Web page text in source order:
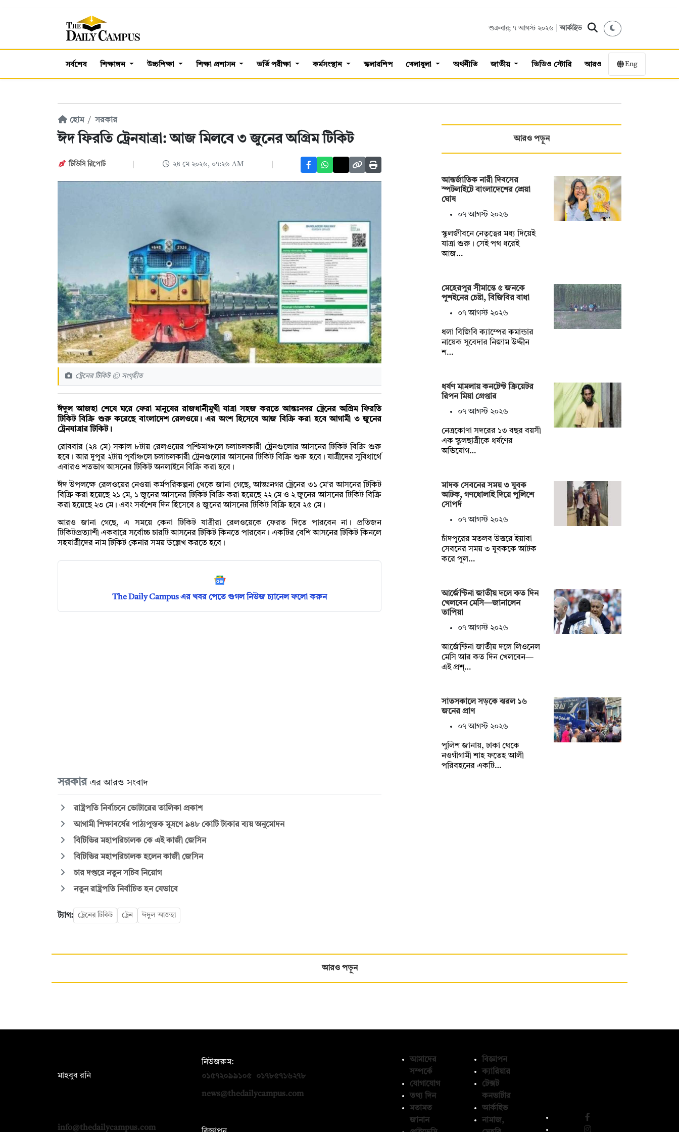
শুক্রবার; ৭ আগস্ট ২০২৬ |আর্কাইভ
সর্বশেষ শিক্ষাঙ্গন উচ্চশিক্ষা শিক্ষা প্রশাসন ভর্তি পরীক্ষা কর্মসংস্থান স্কলারশিপ খেলাধুলা অর্থনীতি জাতীয় ভিডিও স্টোরি আরও Eng
হোম সরকার
ঈদ ফিরতি ট্রেনযাত্রা: আজ মিলবে ৩ জুনের অগ্রিম টিকিট
টিডিসি রিপোর্ট ২৪ মে ২০২৬, ০৭:২৬ AM
ট্রেনের টিকিট © সংগৃহীত
ঈদুল আজহা শেষে ঘরে ফেরা মানুষের রাজধানীমুখী যাত্রা সহজ করতে আন্তঃনগর ট্রেনের অগ্রিম ফিরতি
টিকিট বিক্রি শুরু করেছে বাংলাদেশ রেলওয়ে। এর অংশ হিসেবে আজ বিক্রি করা হবে আগামী ৩ জুনের
ট্রেনযাত্রার টিকিট।
রোববার (২৪ মে) সকাল ৮টায় রেলওয়ের পশ্চিমাঞ্চলে চলাচলকারী ট্রেনগুলোর আসনের টিকিট বিক্রি শুরু
হবে। আর দুপুর ২টায় পূর্বাঞ্চলে চলাচলকারী ট্রেনগুলোর আসনের টিকিট বিক্রি শুরু হবে। যাত্রীদের সুবিধার্থে
এবারও শতভাগ আসনের টিকিট অনলাইনে বিক্রি করা হবে।
ঈদ উপলক্ষে রেলওয়ের নেওয়া কর্মপরিকল্পনা থেকে জানা গেছে, আন্তঃনগর ট্রেনের ৩১ মে’র আসনের টিকিট
বিক্রি করা হয়েছে ২১ মে, ১ জুনের আসনের টিকিট বিক্রি করা হয়েছে ২২ মে ও ২ জুনের আসনের টিকিট বিক্রি
করা হয়েছে ২৩ মে। এবং সর্বশেষ দিন হিসেবে ৪ জুনের আসনের টিকিট বিক্রি হবে ২৫ মে।
আরও জানা গেছে, এ সময়ে কেনা টিকিট যাত্রীরা রেলওয়েকে ফেরত দিতে পারবেন না। প্রতিজন
টিকিটপ্রত্যাশী একবারে সর্বোচ্চ চারটি আসনের টিকিট কিনতে পারবেন। একটির বেশি আসনের টিকিট কিনলে
সহযাত্রীদের নাম টিকিট কেনার সময় উল্লেখ করতে হবে।
The Daily Campus এর খবর পেতে গুগল নিউজ চ্যানেল ফলো করুন
সরকার এর আরও সংবাদ
রাষ্ট্রপতি নির্বাচনে ভোটারের তালিকা প্রকাশ
আগামী শিক্ষাবর্ষের পাঠ্যপুস্তক মুদ্রণে ৯৪৮ কোটি টাকার ব্যয় অনুমোদন
বিটিভির মহাপরিচালক কে এই কাজী জেসিন
বিটিভির মহাপরিচালক হলেন কাজী জেসিন
চার দপ্তরে নতুন সচিব নিয়োগ
নতুন রাষ্ট্রপতি নির্বাচিত হন যেভাবে
ট্যাগ: ট্রেনের টিকিট ট্রেন ঈদুল আজহা
আরও পড়ুন
আন্তর্জাতিক নারী দিবসের
স্পটলাইটে বাংলাদেশের শ্রেয়া
ঘোষ
০৭ আগস্ট ২০২৬
স্কুলজীবনে নেতৃত্বের মধ্য দিয়েই
যাত্রা শুরু। সেই পথ ধরেই
আজ…
মেহেরপুর সীমান্তে ৫ জনকে
পুশইনের চেষ্টা, বিজিবির বাধা
০৭ আগস্ট ২০২৬
ধলা বিজিবি ক্যাম্পের কমান্ডার
নায়েক সুবেদার নিজাম উদ্দীন
শ…
ধর্ষণ মামলায় কনটেন্ট ক্রিয়েটর
রিপন মিয়া গ্রেপ্তার
০৭ আগস্ট ২০২৬
নেত্রকোণা সদরের ১৩ বছর বয়সী
এক স্কুলছাত্রীকে ধর্ষণের
অভিযোগ…
মাদক সেবনের সময় ৩ যুবক
আটক, গণধোলাই দিয়ে পুলিশে
সোপর্দ
০৭ আগস্ট ২০২৬
চাঁদপুরের মতলব উত্তরে ইয়াবা
সেবনের সময় ৩ যুবককে আটক
করে পুল…
আর্জেন্টিনা জাতীয় দলে কত দিন
খেলবেন মেসি—জানালেন
তাপিয়া
০৭ আগস্ট ২০২৬
আর্জেন্টিনা জাতীয় দলে লিওনেল
মেসি আর কত দিন খেলবেন—
এই প্রশ্…
সাতসকালে সড়কে ঝরল ১৬
জনের প্রাণ
০৭ আগস্ট ২০২৬
পুলিশ জানায়, ঢাকা থেকে
নওগাঁগামী শাহ ফতেহ আলী
পরিবহনের একটি…
আরও পড়ুন
মাহবুব রনি
info@thedailycampus.com
নিউজরুম:
০১৫৭২০৯৯১০৫
০১৭৮৫৭১৬২৭৮
news@thedailycampus.com
আমাদের
সম্পর্কে
যোগাযোগ
তথ্য দিন
মতামত
জানান
বিজ্ঞাপন
ক্যারিয়ার
টেক্সট
কনভার্টার
আর্কাইভ
নামাজ,